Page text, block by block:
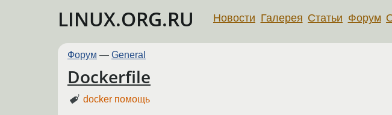
LINUX.ORG.RU Новости Галерея Статьи Форум
Форум — General
Dockerfile
docker помощь